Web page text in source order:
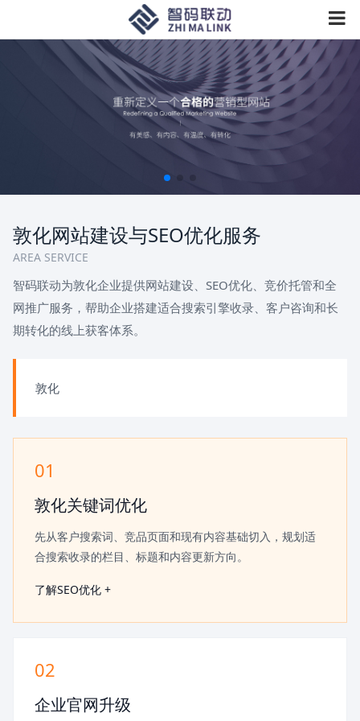
敦化网站建设与SEO优化服务
AREA SERVICE
智码联动为敦化企业提供网站建设、SEO优化、竞价托管和全
网推广服务，帮助企业搭建适合搜索引擎收录、客户咨询和长
期转化的线上获客体系。
敦化
01
敦化关键词优化
先从客户搜索词、竞品页面和现有内容基础切入，规划适
合搜索收录的栏目、标题和内容更新方向。
了解SEO优化 +
02
企业官网升级